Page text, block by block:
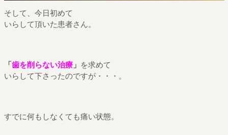
そして、今日初めて
いらして頂いた患者さん。
「歯を削らない治療」 を求めて
いらして下さったのですが・・・。
すでに何もしなくても痛い状態。